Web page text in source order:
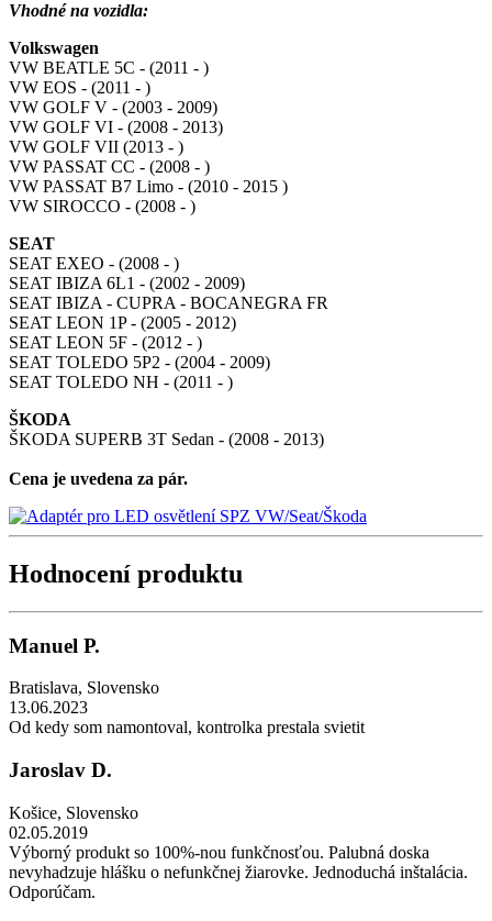
Vhodné na vozidla:
Volkswagen
VW BEATLE 5C - (2011 - )
VW EOS - (2011 - )
VW GOLF V - (2003 - 2009)
VW GOLF VI - (2008 - 2013)
VW GOLF VII (2013 - )
VW PASSAT CC - (2008 - )
VW PASSAT B7 Limo - (2010 - 2015 )
VW SIROCCO - (2008 - )
SEAT
SEAT EXEO - (2008 - )
SEAT IBIZA 6L1 - (2002 - 2009)
SEAT IBIZA - CUPRA - BOCANEGRA FR
SEAT LEON 1P - (2005 - 2012)
SEAT LEON 5F - (2012 - )
SEAT TOLEDO 5P2 - (2004 - 2009)
SEAT TOLEDO NH - (2011 - )
ŠKODA
ŠKODA SUPERB 3T Sedan - (2008 - 2013)
Cena je uvedena za pár.
Hodnocení produktu
Manuel P.
Bratislava, Slovensko
13.06.2023
Od kedy som namontoval, kontrolka prestala svietit
Jaroslav D.
Košice, Slovensko
02.05.2019
Výborný produkt so 100%-nou funkčnosťou. Palubná doska
nevyhadzuje hlášku o nefunkčnej žiarovke. Jednoduchá inštalácia.
Odporúčam.